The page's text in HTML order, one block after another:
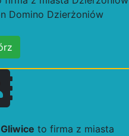
Domino Dzierżoniów
to firma z miasta